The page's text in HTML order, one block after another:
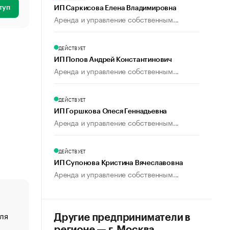
«От спорта тело стареет иначе». Как живет глава
создавшей GTA
ИП Саркисова Елена Владимировна
Аренда и управление собственным...
ДЕЙСТВУЕТ
ИП Попов Андрей Константинович
Аренда и управление собственным...
ДЕЙСТВУЕТ
ИП Горшкова Олеся Геннадьевна
Аренда и управление собственным...
ДЕЙСТВУЕТ
ИП Супонова Кристина Вячеславовна
Аренда и управление собственным...
Другие предприниматели в